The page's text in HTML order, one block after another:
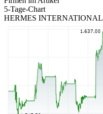
5-Tage-Chart
HERMES INTERNATIONAL